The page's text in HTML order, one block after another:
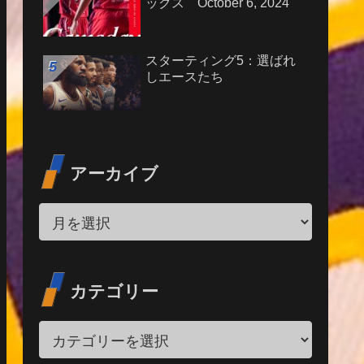
ックス October 6, 2024
スターティング5：選ばれ
しエースたち
アーカイブ
カテゴリー